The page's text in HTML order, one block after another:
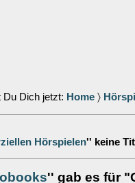
Du Dich jetzt: Home 〉
Hörspielen'' keine
'' gab es für